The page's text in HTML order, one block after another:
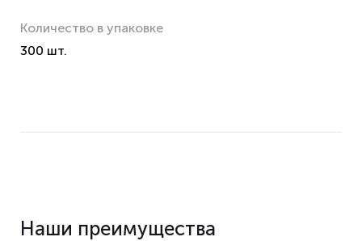
Количество в упаковке
300 шт.
Наши преимущества